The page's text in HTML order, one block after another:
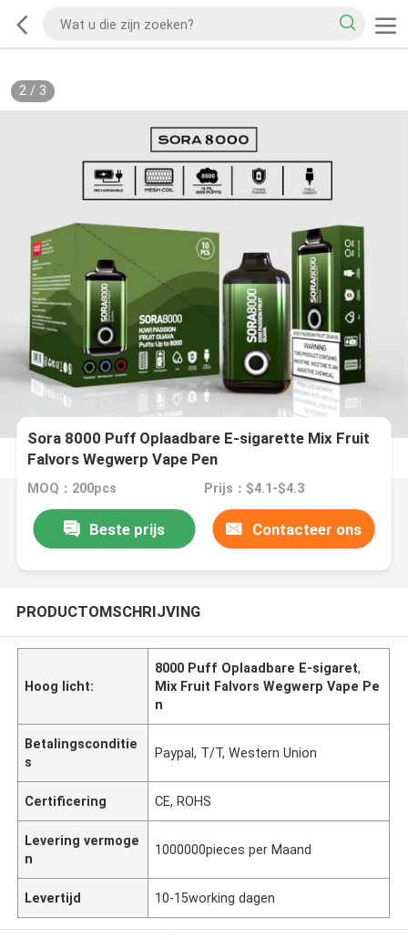
2/ 3
Sora 8000 Puff Oplaadbare E-sigarette Mix Fruit
Falvors Wegwerp Vape Pen
MOQ：200pcs Prijs：$4.1-$4.3
Beste prijs Contacteer ons
PRODUCTOMSCHRIJVING
Hoog licht:
8000 Puff Oplaadbare E-sigaret,
Mix Fruit Falvors Wegwerp Vape Pe
n
Betalingsconditie
s
Paypal, T/T, Western Union
Certificering CE, ROHS
Levering vermoge
n
1000000pieces per Maand
Levertijd 10-15working dagen